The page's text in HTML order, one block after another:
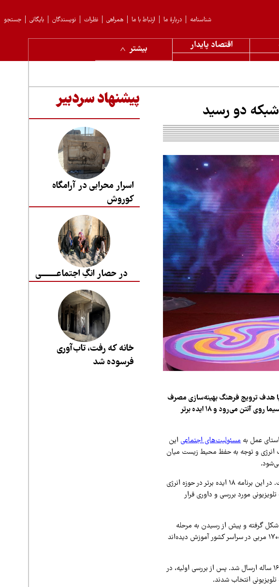
جستجو بایگانی نویسندگان نظرات همراهی ارتباط با ما دربارهٔ ما شناسنامه
اقتصاد پایدار
بیشتر
شبکه دو رسید
و با هدف ترویج فرهنگ بهینه‌سازی مصرف
انرژی و حفظ محیط‌ زیست، از روز سه‌شنبه ۲۲ اردیبهشت ۱۴۰۵ از شبکه دو سیما روی آنتن می‌رود و ۱۸ ایده برتر
عمل بهمسئولیت‌های اجتماعی این
انرژی و توجه به حفظ محیط‌ زیست میان
پخش تلویزیونی این مسابقه از روز سه‌شنبه ۲۲ اردیبهشت ۱۴۰۵ آغاز شده است. در این برنامه ۱۸ ایده برتر در حوزه انرژی
مورد بررسی و داوری قرار
شکل گرفته و پیش از رسیدن به مرحله
تلویزیونی، فرآیند آموزشی گسترده‌ای را پشت سر گذاشته است. در این مسیر، ۱۷۰۰ مربی در سراسر کشور آموزش دیده‌اند
در فراخوان این مسابقه بیش از سه هزار ایده از سوی کودکان و نوجوانان ۸ تا ۱۶ ساله ارسال شد. پس از بررسی اولیه، در
پیشنهاد سردبیر
اسرار محرابی در آرامگاه
کوروش
در حصار انگِ اجتماعــــــــی
خانه که رفت، تاب‌آوری
فرسوده شد